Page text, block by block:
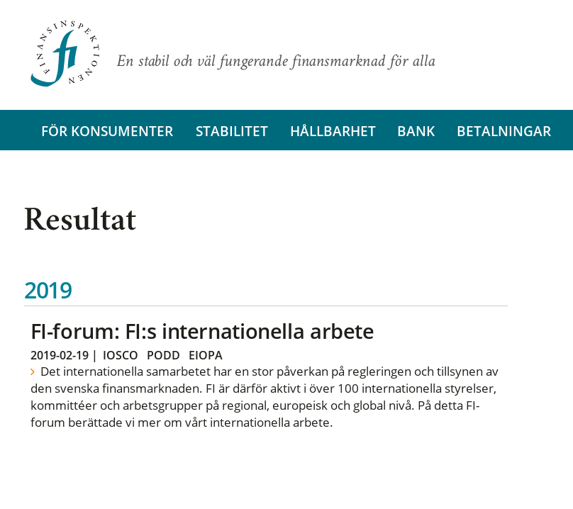
En stabil och väl fungerande finansmarknad för alla
FÖR KONSUMENTER STABILITET HÅLLBARHET BANK BETALNINGAR
Resultat
2019
FI-forum: FI:s internationella arbete
2019-02-19| IOSCO PODD EIOPA
Det internationella samarbetet har en stor påverkan på regleringen och tillsynen av
den svenska finansmarknaden. FI är därför aktivt i över 100 internationella styrelser,
kommittéer och arbetsgrupper på regional, europeisk och global nivå. På detta FI-
forum berättade vi mer om vårt internationella arbete.